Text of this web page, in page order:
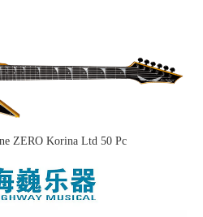
ZERO Korina Ltd 50 Pc